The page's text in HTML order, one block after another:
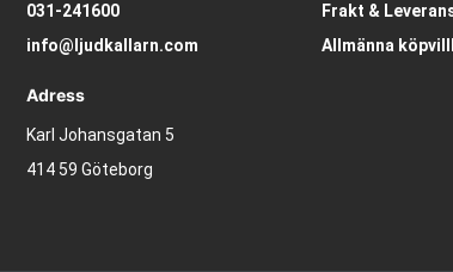
031-241600
info@ljudkallarn.com
Adress
Karl Johansgatan 5
414 59 Göteborg
Frakt &
Allmänna